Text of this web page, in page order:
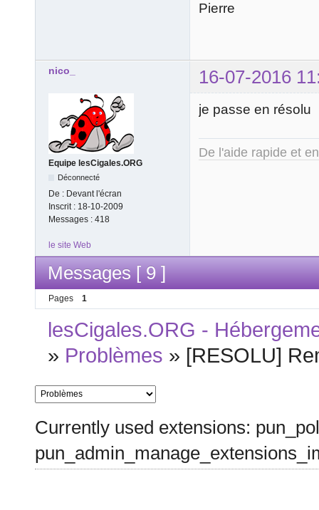
Pierre
nico_ 16-07-2016
Equipe lesCigales.ORG
Déconnecté
De : Devant l'écran
Inscrit : 18-10-2009
Messages : 418
je passe en résolu
De l'aide rapide et
le site Web
Messages [ 9 ]
Pages 1
lesCigales.ORG -
» Problèmes » [RESOLU]
Currently used extensions: